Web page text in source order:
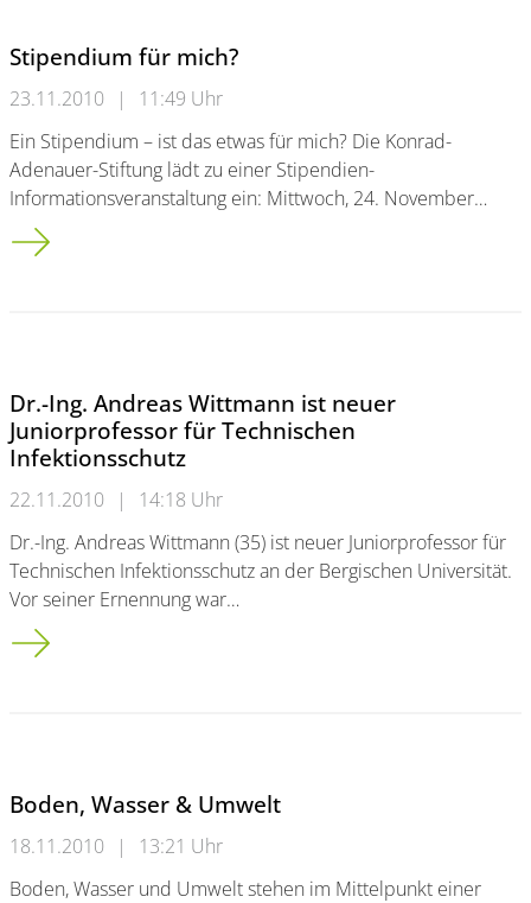
Stipendium für mich?
23.11.2010 |
11:49 Uhr
Ein Stipendium – ist das etwas für mich? Die Konrad-
Adenauer-Stiftung lädt zu einer Stipendien-
Informationsveranstaltung ein: Mittwoch, 24. November…
Stipendium für mich?
Dr.-Ing. Andreas Wittmann ist neuer
Juniorprofessor für Technischen
Infektionsschutz
22.11.2010 |
14:18 Uhr
Dr.-Ing. Andreas Wittmann (35) ist neuer Juniorprofessor für
Technischen Infektionsschutz an der Bergischen Universität.
Vor seiner Ernennung war…
Dr.-Ing. Andreas Wittmann ist neuer Juniorprofessor für
Boden, Wasser & Umwelt
18.11.2010 |
13:21 Uhr
Boden, Wasser und Umwelt stehen im Mittelpunkt einer